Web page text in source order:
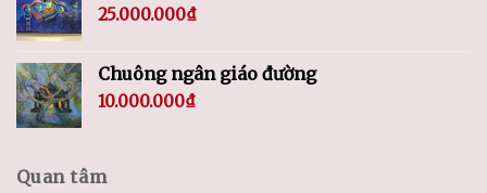
25.000.000₫
Chuông ngân giáo đường
10.000.000₫
Quan tâm